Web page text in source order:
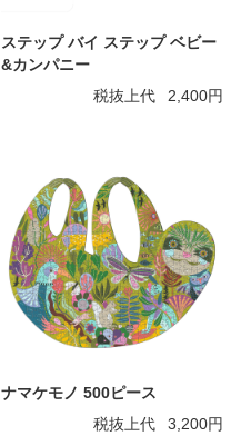
ステップ バイ ステップ ベビー
&カンパニー
税抜上代
2,400円
ナマケモノ 500ピース
税抜上代
3,200円